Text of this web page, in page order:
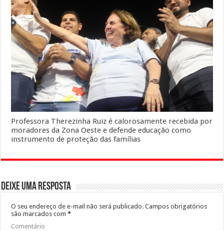
Professora Therezinha Ruiz é calorosamente recebida por
moradores da Zona Oeste e defende educação como
instrumento de proteção das famílias
Deixe uma resposta
O seu endereço de e-mail não será publicado. Campos obrigatórios
são marcados com*
Comentário